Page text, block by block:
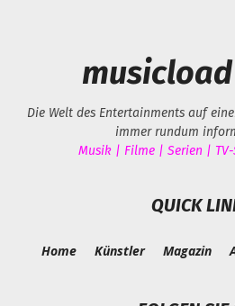
musicload
Die Welt des Entertainments auf
immer rundum
Musik | Filme | Serien |
QUICK
Home Künstler Magazin